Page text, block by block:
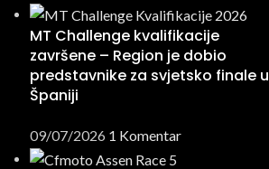
MT Challenge kvalifikacije
završene – Region je dobio
predstavnike za svjetsko finale u
Španiji
09/07/2026 1 Komentar